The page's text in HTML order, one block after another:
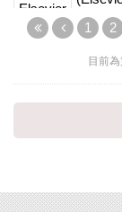
Elsevier
台灣鏡
錄站)
SDOS
台灣鏡
台灣鏡
1 2
目前